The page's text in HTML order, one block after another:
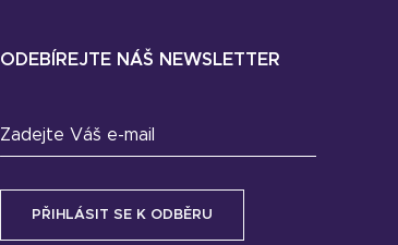
ODEBÍREJTE NÁŠ NEWSLETTER
Zadejte Váš e-mail